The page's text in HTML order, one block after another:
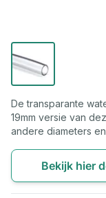
De transparante
19mm versie van
andere diameters
Bekijk hier